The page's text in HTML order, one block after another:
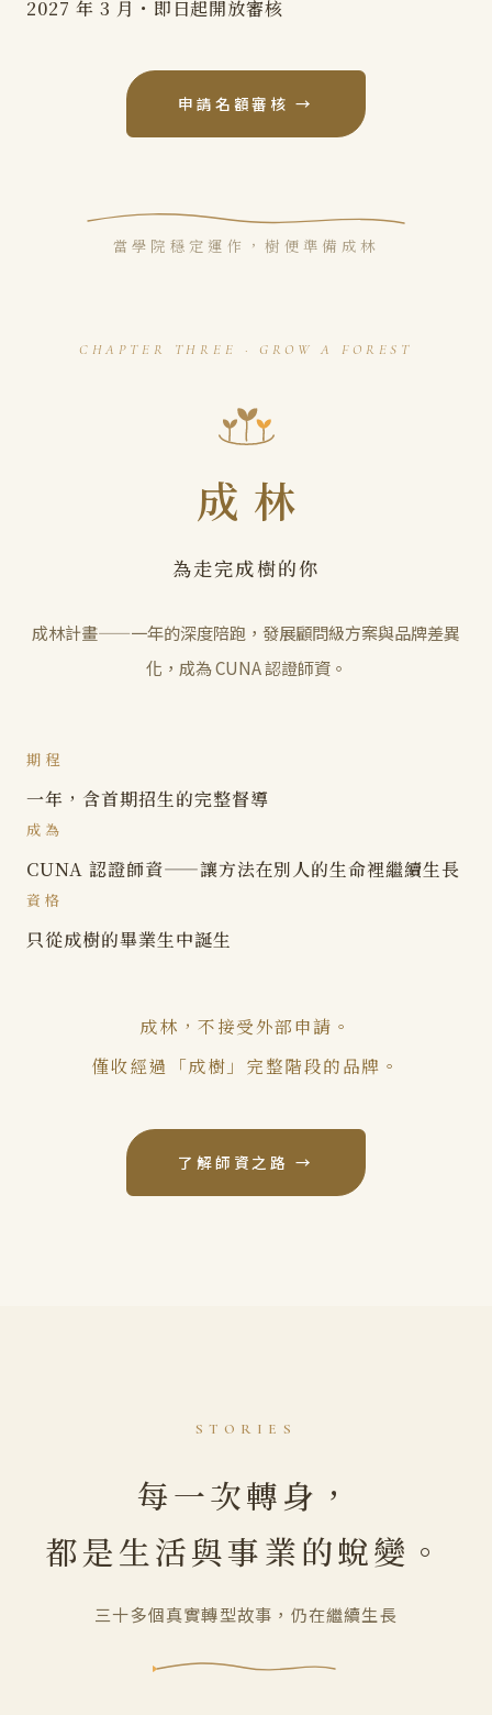
2027 年 3 月・即日起開放審核
申請名額審核 →
當學院穩定運作，樹便準備成林
CHAPTER THREE · GROW A FOREST
成林
為走完成樹的你
成林計畫——一年的深度陪跑，發展顧問級方案與品牌差異
化，成為 CUNA 認證師資。
期程
一年，含首期招生的完整督導
成為
CUNA 認證師資——讓方法在別人的生命裡繼續生長
資格
只從成樹的畢業生中誕生
成林，不接受外部申請。
僅收經過「成樹」完整階段的品牌。
了解師資之路 →
STORIES
每一次轉身，
都是生活與事業的蛻變。
三十多個真實轉型故事，仍在繼續生長